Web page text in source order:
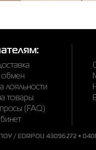
обмен
лояльности
товары
(FAQ)
/ EDRPOU 43096272 •